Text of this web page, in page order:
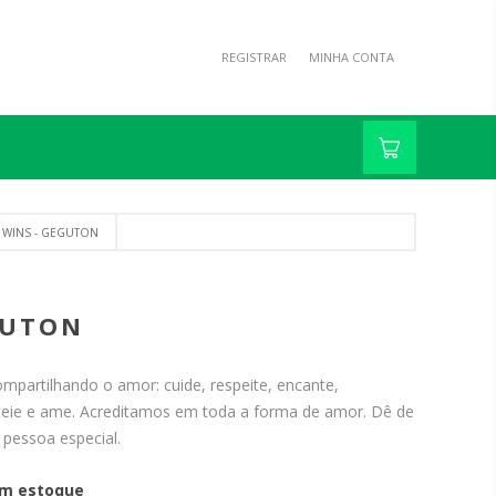
REGISTRAR MINHA CONTA
- GEGUTON
o amor: cuide, respeite, encante,
e ame. Acreditamos em toda a forma de amor. Dê de
especial.
estoque